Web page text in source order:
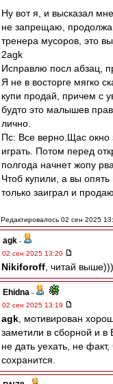
Ну вот я, и высказал
не запрещаю,
тренера мусоров, это
2agk
Исправлю посл абзац,
Я не в восторге мягко
купи продай, причем с
будто это малышев
лично.
Пс: Все верно.Щас окно
играть. Потом перед
полгода начнет жопу
Чтоб купили, а вы
только заиграл и
Редактировалось 02 сен 2025
agk -
02 сен 2025 13:20
Nikiforoff , читай выше)))
Ehidna -
02 сен 2025 13:19
agk , мотивирован
заметили в сборной и
не дать уехать, не
сохранится.